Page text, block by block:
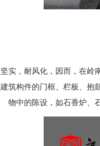
坚实，耐风化，因而，在岭
建筑构件的门框、栏板、抱
物中的陈设，如石香炉、